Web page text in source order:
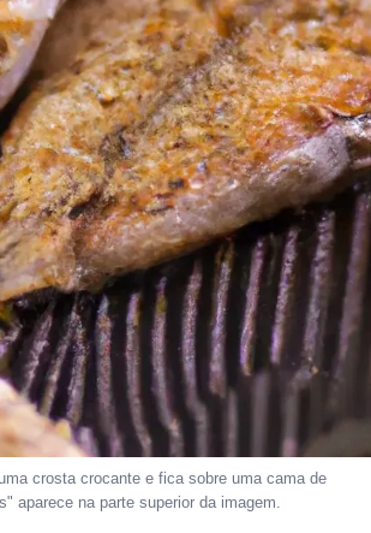
crosta crocante e fica sobre uma cama de
aparece na parte superior da imagem.